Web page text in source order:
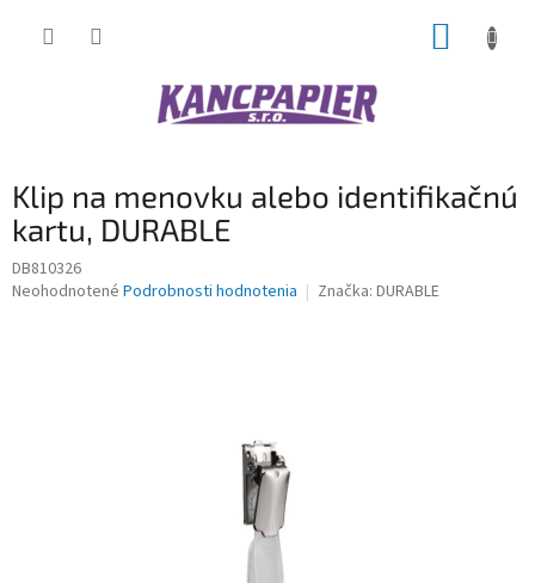
Klip na menovku alebo identifikačnú
kartu, DURABLE
DB810326
Priemerné
Neohodnotené Podrobnosti hodnotenia Značka: DURABLE